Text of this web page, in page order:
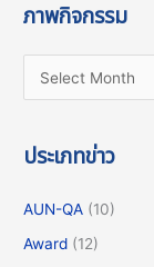
ภาพกิจกรรม
ประเภทข่าว
AUN-QA (10)
Award (12)